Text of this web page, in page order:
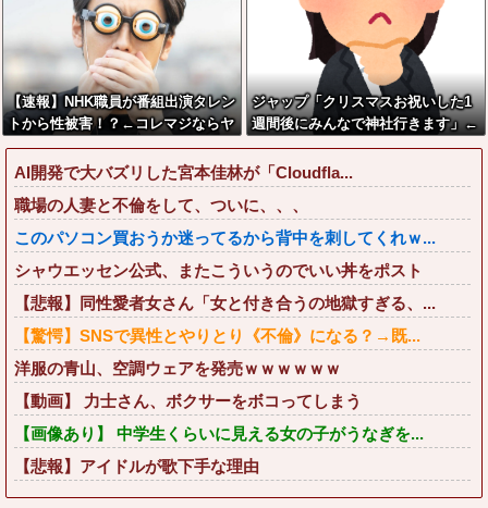
【速報】NHK職員が番組出演タレン
トから性被害！？←コレマジならヤ
バくねーか？
ジャップ「クリスマスお祝いした1
週間後にみんなで神社行きます」←
これ
AI開発で大バズリした宮本佳林が「Cloudfla...
職場の人妻と不倫をして、ついに、、、
このパソコン買おうか迷ってるから背中を刺してくれｗ...
シャウエッセン公式、またこういうのでいい丼をポスト
【悲報】同性愛者女さん「女と付き合うの地獄すぎる、...
【驚愕】SNSで異性とやりとり《不倫》になる？→既...
洋服の青山、空調ウェアを発売ｗｗｗｗｗｗ
【動画】 力士さん、ボクサーをボコってしまう
【画像あり】 中学生くらいに見える女の子がうなぎを...
【悲報】アイドルが歌下手な理由